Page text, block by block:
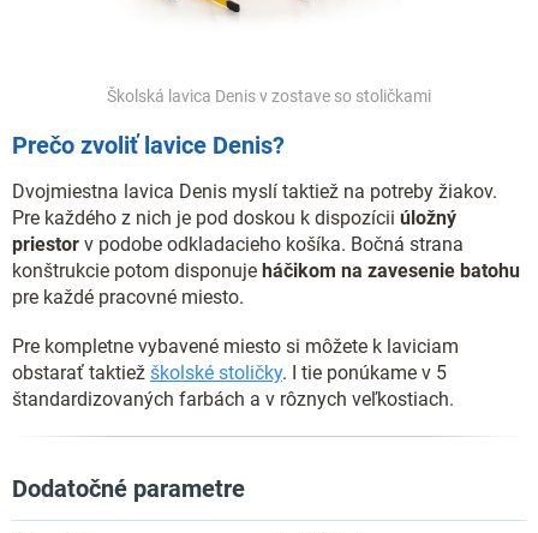
Školská lavica Denis v zostave so stoličkami
Prečo zvoliť lavice Denis?
Dvojmiestna lavica Denis myslí taktiež na potreby žiakov.
Pre každého z nich je pod doskou k dispozícii úložný
priestor v podobe odkladacieho košíka. Bočná strana
konštrukcie potom disponuje háčikom na zavesenie batohu
pre každé pracovné miesto.
Pre kompletne vybavené miesto si môžete k laviciam
obstarať taktiež školské stoličky. I tie ponúkame v 5
štandardizovaných farbách a v rôznych veľkostiach.
Dodatočné parametre